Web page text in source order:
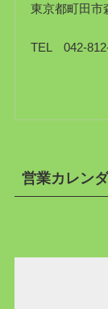
東京都町田市
TEL 042-
営業カレン